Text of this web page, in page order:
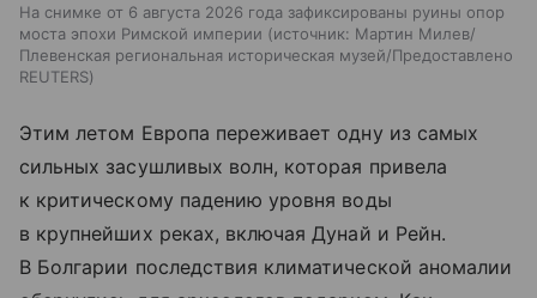
На снимке от 6 августа 2026 года зафиксированы руины опор
моста эпохи Римской империи
источник: Мартин Милев/
Плевенская региональная историческая музей/Предоставлено
REUTERS
Этим летом Европа переживает одну из самых
сильных засушливых волн, которая привела
к критическому падению уровня воды
в крупнейших реках, включая Дунай и Рейн.
В Болгарии последствия климатической аномалии